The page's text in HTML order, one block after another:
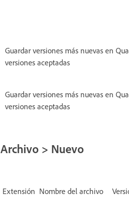
Guardar versiones más nuevas en
versiones aceptadas
Guardar versiones más nuevas en
versiones aceptadas
Archivo > Nuevo
Extensión Nombre del archivo